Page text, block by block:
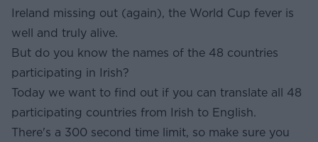
Ireland missing out (again), the World Cup fever is
well and truly alive.
But do you know the names of the 48 countries
participating in Irish?
Today we want to find out if you can translate all 48
participating countries from Irish to English.
There's a 300 second time limit, so make sure you